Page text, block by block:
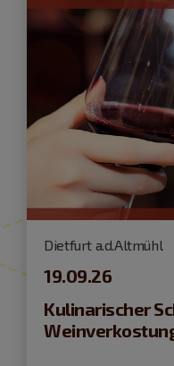
Dietfurt a.d.Altmühl
19.09.26
Kulinarischer